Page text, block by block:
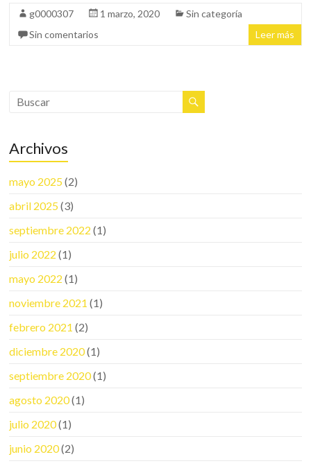
e
b
k
itt
er
m
p
g0000307 1 marzo, 2020
Sin categoría
Sin comentarios
Leer más
Archivos
mayo 2025(2)
abril 2025(3)
septiembre 2022 (1)
julio 2022 (1)
mayo 2022 (1)
noviembre 2021 (1)
febrero 2021 (2)
diciembre 2020(1)
septiembre 2020(1)
agosto 2020(1)
julio 2020(1)
junio 2020(2)